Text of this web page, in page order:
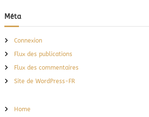
Méta
Connexion
Flux des publications
Flux des commentaires
Site de WordPress-FR
Home